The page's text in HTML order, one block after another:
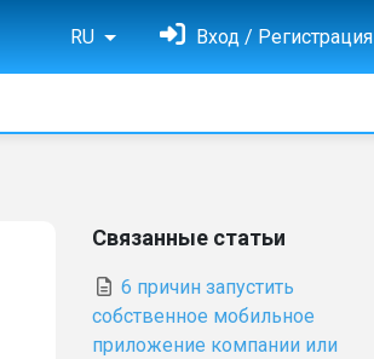
RU Вход / Регистрация
Связанные статьи
6 причин запустить
собственное мобильное
приложение компании или